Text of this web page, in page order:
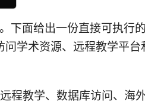
下面给出一份直接可执行
学术资源、远程教学平台
程教学、数据库访问、海